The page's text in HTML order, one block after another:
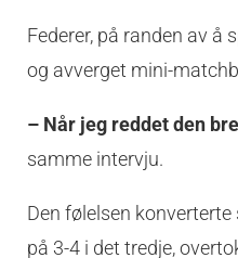
Federer, på randen av å
og avverget mini-
– Når jeg reddet den
samme intervju.
Den følelsen
på 3-4 i det tredje,